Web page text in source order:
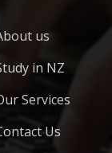
us
in NZ
Services
Us